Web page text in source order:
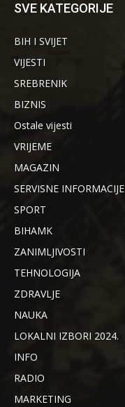
SVE KATEGORIJE
BIH I SVIJET
VIJESTI
SREBRENIK
BIZNIS
Ostale vijesti
VRIJEME
MAGAZIN
SERVISNE INFORMACIJE
SPORT
BIHAMK
ZANIMLJIVOSTI
TEHNOLOGIJA
ZDRAVLJE
NAUKA
LOKALNI IZBORI 2024.
INFO
RADIO
MARKETING